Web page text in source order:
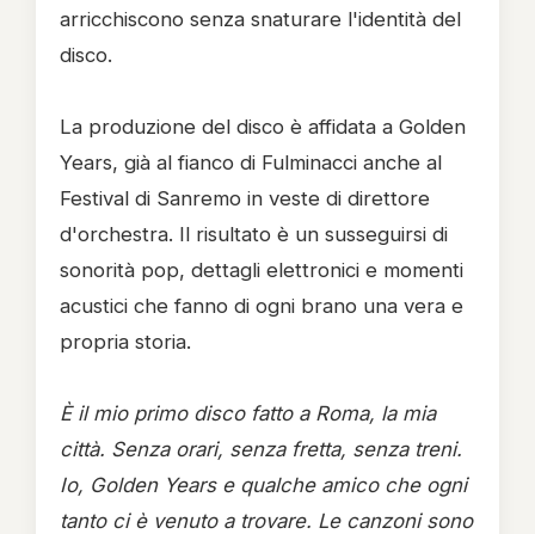
arricchiscono senza snaturare l'identità del
disco.
La produzione del disco è affidata a Golden
Years, già al fianco di Fulminacci anche al
Festival di Sanremo in veste di direttore
d'orchestra. Il risultato è un susseguirsi di
sonorità pop, dettagli elettronici e momenti
acustici che fanno di ogni brano una vera e
propria storia.
È il mio primo disco fatto a Roma, la mia
città. Senza orari, senza fretta, senza treni.
Io, Golden Years e qualche amico che ogni
tanto ci è venuto a trovare. Le canzoni sono